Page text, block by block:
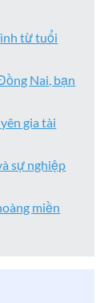
từ tuổi
Nai, bạn
gia tài
sự nghiệp
miền